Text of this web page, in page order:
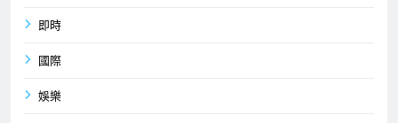
即時
國際
娛樂